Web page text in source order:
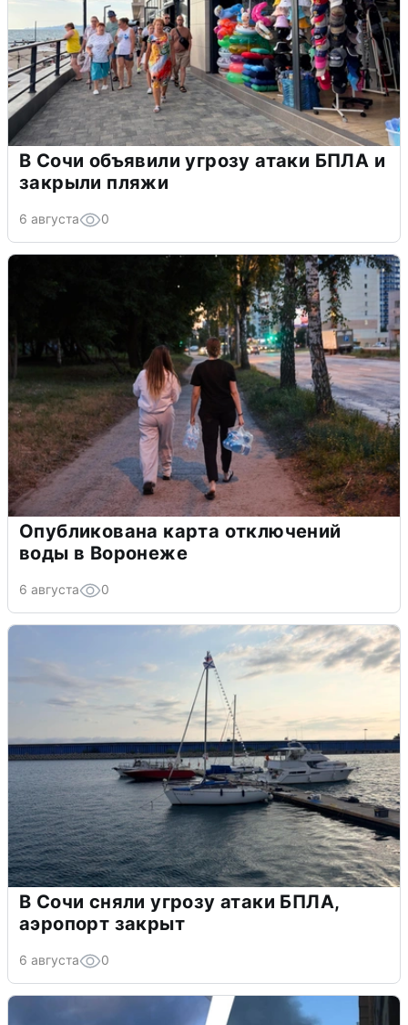
В Сочи объявили угрозу атаки БПЛА и
закрыли пляжи
6 августа 0
Опубликована карта отключений
воды в Воронеже
6 августа 0
В Сочи сняли угрозу атаки БПЛА,
аэропорт закрыт
6 августа 0